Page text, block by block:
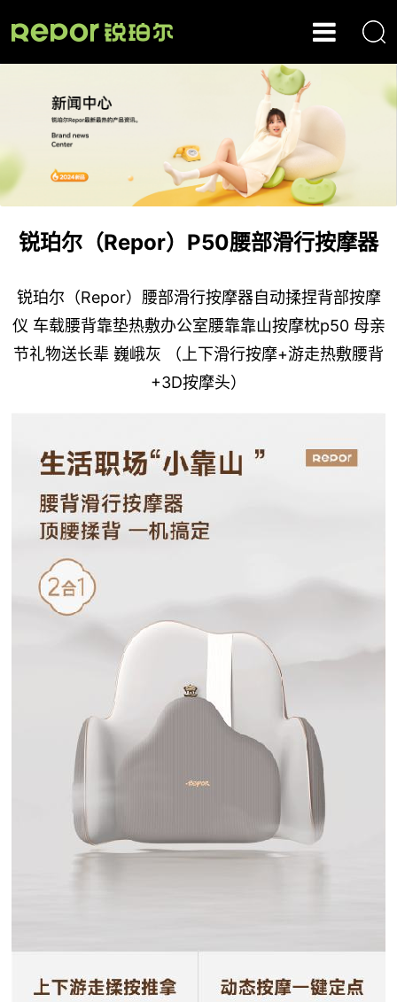
锐珀尔（Repor）P50腰部滑行按摩器
锐珀尔（Repor）腰部滑行按摩器自动揉捏背部按摩
仪 车载腰背靠垫热敷办公室腰靠靠山按摩枕p50 母亲
节礼物送长辈 巍峨灰 （上下滑行按摩+游走热敷腰背
+3D按摩头）